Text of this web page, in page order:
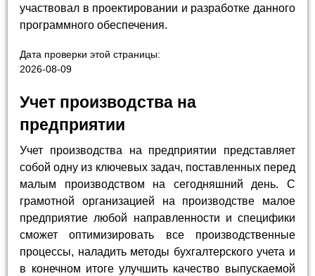
участвовал в проектировании и разработке данного
программного обеспечения.
Дата проверки этой страницы:
2026-08-09
Учет производства на
предприятии
Учет производства на предприятии представляет
собой одну из ключевых задач, поставленных перед
малым производством на сегодняшний день. С
грамотной организацией на производстве малое
предприятие любой направленности и специфики
сможет оптимизировать все производственные
процессы, наладить методы бухгалтерского учета и
в конечном итоге улучшить качество выпускаемой